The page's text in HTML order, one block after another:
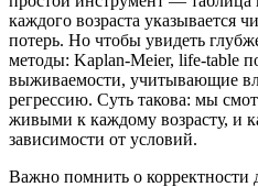
каждого возраста указывается
потерь. Но чтобы увидеть
методы: Kaplan-Meier, life-table
выживаемости, учитывающие
регрессию. Суть такова: мы
живыми к каждому возрасту, и
зависимости от условий.
Важно помнить о